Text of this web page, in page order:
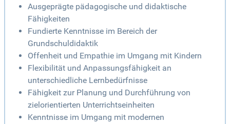
Ausgeprägte pädagogische und didaktische
Fähigkeiten
Fundierte Kenntnisse im Bereich der
Grundschuldidaktik
Offenheit und Empathie im Umgang mit Kindern
Flexibilität und Anpassungsfähigkeit an
unterschiedliche Lernbedürfnisse
Fähigkeit zur Planung und Durchführung von
zielorientierten Unterrichtseinheiten
Kenntnisse im Umgang mit modernen